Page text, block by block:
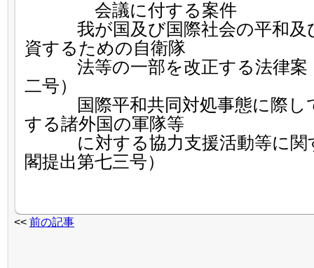
会議に付する案件
我が国及び国際社会の平和及
資するための自衛隊
法等の一部を改正する法律案
二号）
国際平和共同対処事態に際し
する諸外国の軍隊等
に対する協力支援活動等に関
閣提出第七三号）
<< 前の記事